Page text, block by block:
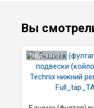
Вы
Под заказ